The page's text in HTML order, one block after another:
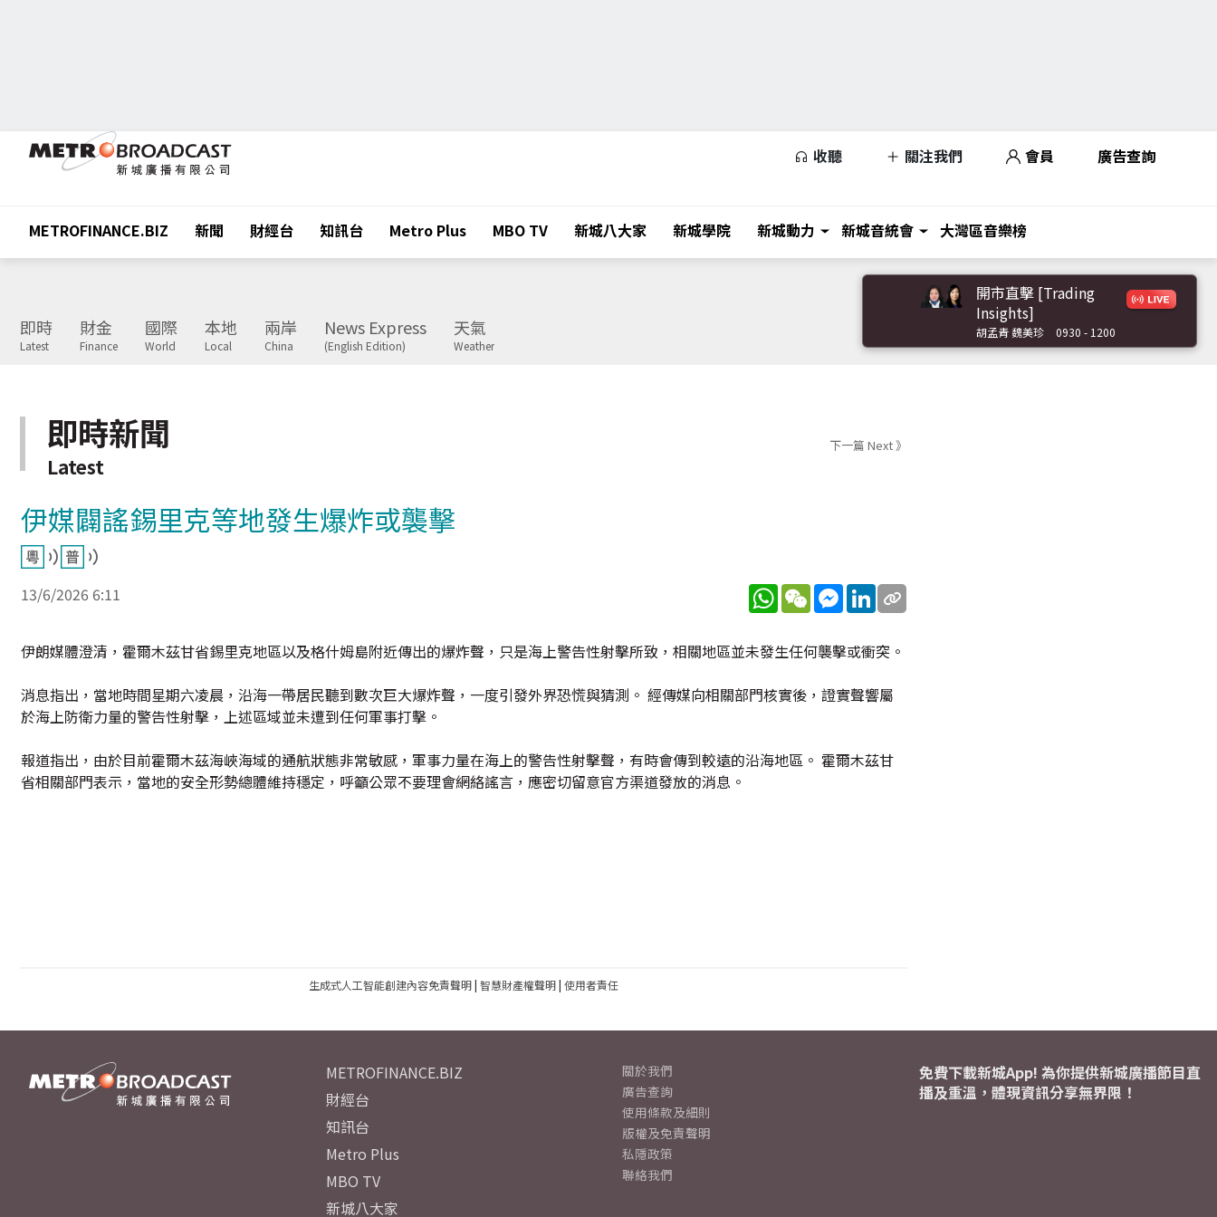
收聽 關注我們 會員 廣告查詢
METROFINANCE.BIZ 新聞 財經台 知訊台 Metro Plus MBO TV 新城八大家 新城學院 新城動力 新城音統會 大灣區音樂榜
即時
Latest
財金
Finance
國際
World
本地
Local
兩岸
China
News Express
(English Edition)
天氣
Weather
開市直擊 [Trading
Insights]
胡孟青 魏美珍 0930 - 1200
即時新聞
Latest
下一篇 Next 》
伊媒闢謠錫里克等地發生爆炸或襲擊
13/6/2026 6:11 WhatsApp
WeChatMessenger
LinkedIn
伊朗媒體澄清，霍爾木茲甘省錫里克地區以及格什姆島附近傳出的爆炸聲，只是海上警告性射擊所致，相關地區並未發生任何襲擊或衝突。
消息指出，當地時間星期六凌晨，沿海一帶居民聽到數次巨大爆炸聲，一度引發外界恐慌與猜測。 經傳媒向相關部門核實後，證實聲響屬
於海上防衛力量的警告性射擊，上述區域並未遭到任何軍事打擊。
報道指出，由於目前霍爾木茲海峽海域的通航狀態非常敏感，軍事力量在海上的警告性射擊聲，有時會傳到較遠的沿海地區。 霍爾木茲甘
省相關部門表示，當地的安全形勢總體維持穩定，呼籲公眾不要理會網絡謠言，應密切留意官方渠道發放的消息。
生成式人工智能創建內容免責聲明| 智慧財產權聲明| 使用者責任
METROFINANCE.BIZ
財經台
知訊台
Metro Plus
MBO TV
新城八大家
關於我們
廣告查詢
使用條款及細則
版權及免責聲明
私隱政策
聯絡我們
免費下載新城App! 為你提供新城廣播節目直
播及重溫，體現資訊分享無界限！